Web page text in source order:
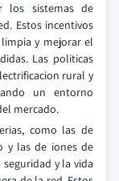
los sistemas de
Estos incentivos
y mejorar el
Las politicas
rural y
un entorno
mercado.
como las de
y las de iones de
y la vida